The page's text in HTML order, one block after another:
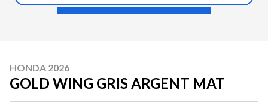
HONDA 2026
GOLD WING GRIS ARGENT MAT